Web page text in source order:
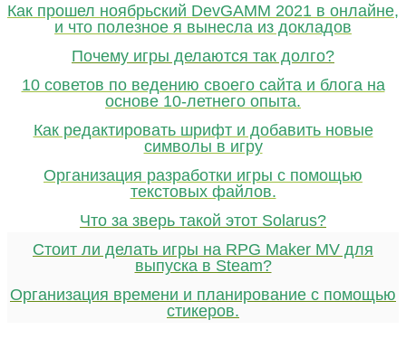
Как прошел ноябрьский DevGAMM 2021 в онлайне,
и что полезное я вынесла из докладов
Почему игры делаются так долго?
10 советов по ведению своего сайта и блога на
основе 10-летнего опыта.
Как редактировать шрифт и добавить новые
символы в игру
Организация разработки игры с помощью
текстовых файлов.
Что за зверь такой этот Solarus?
Стоит ли делать игры на RPG Maker MV для
выпуска в Steam?
Организация времени и планирование с помощью
стикеров.